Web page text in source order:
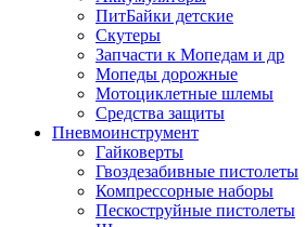
ПитБайки детские
Скутеры
Запчасти к Мопедам и др
Мопеды дорожные
Мотоциклетные шлемы
Средства защиты
Пневмоинструмент
Гайковерты
Гвоздезабивные пистолеты
Компрессорные наборы
Пескоструйные пистолеты